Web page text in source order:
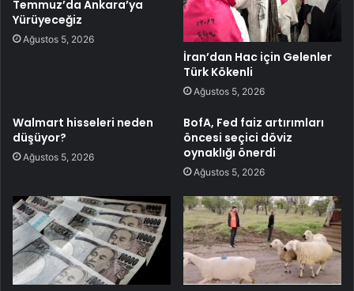
Temmuz’da Ankara’ya
Yürüyeceğiz
Ağustos 5, 2026
İran’dan Hac için Gelenler
Türk Kökenli
Ağustos 5, 2026
Walmart hisseleri neden
düşüyor?
Ağustos 5, 2026
BofA, Fed faiz artırımları
öncesi seçici döviz
oynaklığı önerdi
Ağustos 5, 2026